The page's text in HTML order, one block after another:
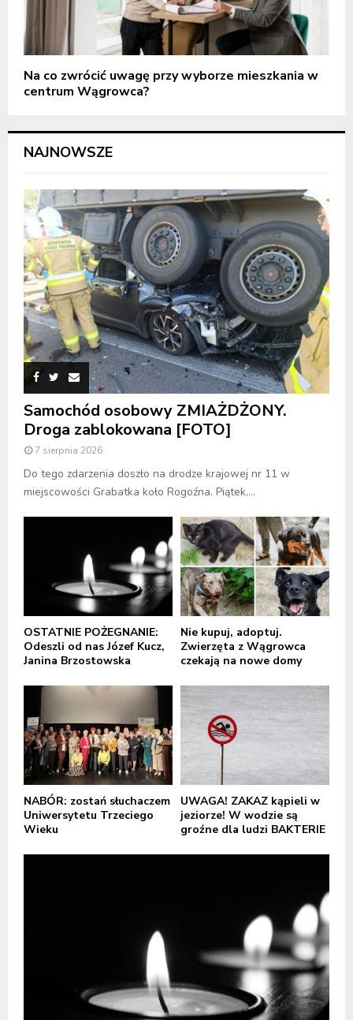
Na co zwrócić uwagę przy wyborze mieszkania w
centrum Wągrowca?
NAJNOWSZE
Samochód osobowy ZMIAŻDŻONY.
Droga zablokowana [FOTO]
7 sierpnia 2026
Do tego zdarzenia doszło na drodze krajowej nr 11 w
miejscowości Grabatka koło Rogoźna. Piątek,...
OSTATNIE POŻEGNANIE:
Odeszli od nas Józef Kucz,
Janina Brzostowska
Nie kupuj, adoptuj.
Zwierzęta z Wągrowca
czekają na nowe domy
NABÓR: zostań słuchaczem
Uniwersytetu Trzeciego
Wieku
UWAGA! ZAKAZ kąpieli w
jeziorze! W wodzie są
groźne dla ludzi BAKTERIE